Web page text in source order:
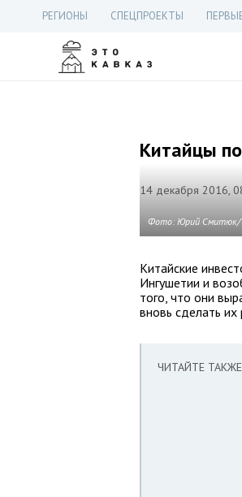
РЕГИОНЫ СПЕЦПРОЕКТЫ
Китайцы
14 декабря 2016,
Фото: Юрий Смитюк/
Китайские
Ингушетии и
того, что они
вновь сделать
ЧИТАЙТЕ ТАКЖЕ